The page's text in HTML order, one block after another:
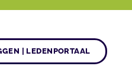
| LEDENPORTAAL